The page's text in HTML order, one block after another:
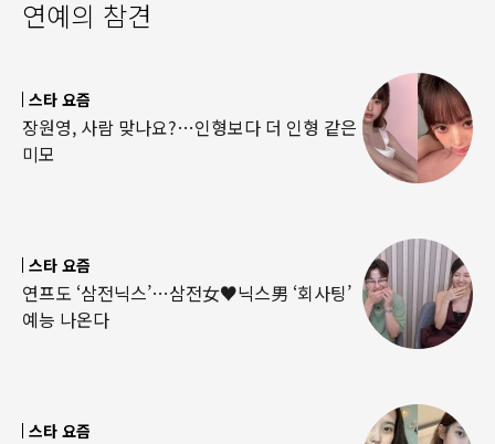
연예의 참견
스타 요즘
장원영, 사람 맞나요?…인형보다 더 인형 같은
미모
스타 요즘
연프도 ‘삼전닉스’…삼전女♥닉스男 ‘회사팅’
예능 나온다
스타 요즘